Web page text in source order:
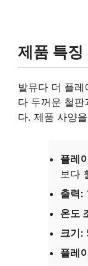
제품 특징
발뮤다 더 플레
다 두꺼운 철판
다. 제품 사양
플레
보다
출력:
온도
크기:
플레